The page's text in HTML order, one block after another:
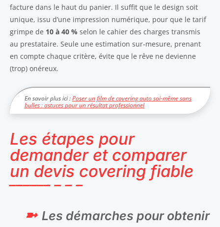
facture dans le haut du panier. Il suffit que le design soit
unique, issu d’une impression numérique, pour que le tarif
grimpe de 10 à 40 % selon le cahier des charges transmis
au prestataire. Seule une estimation sur-mesure, prenant
en compte chaque critère, évite que le rêve ne devienne
(trop) onéreux.
En savoir plus ici :Poser un film de covering auto soi-même sans
bulles : astuces pour un résultat professionnel
Les étapes pour
demander et comparer
un devis covering fiable
Les démarches pour obtenir